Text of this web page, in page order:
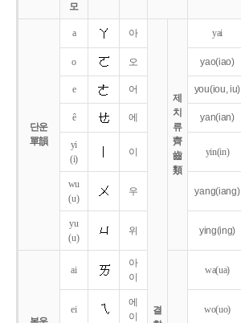
모
단운
單韻
a 아
결
제
치
류
齊
齒
類
yai
o 오 yao(iao)
e 어 you(iou,iu)
ê 에 yan(ian)
yi
(i)
이 yin(in)
wu
(u)
우 yang(iang)
yu
(u)
위 ying(ing)
ai
아
이
wa(ua)
ei
에
이
wo(uo)